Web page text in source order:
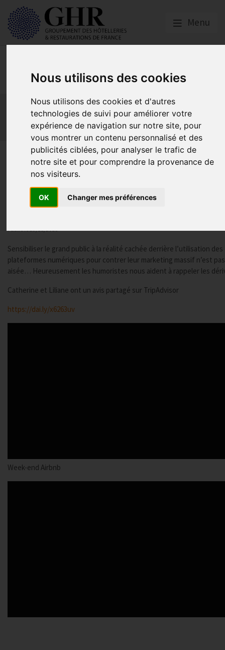
Nous utilisons des cookies
Nous utilisons des cookies et d'autres
technologies de suivi pour améliorer votre
expérience de navigation sur notre site, pour
vous montrer un contenu personnalisé et des
publicités ciblées, pour analyser le trafic de
notre site et pour comprendre la provenance de
nos visiteurs.
OK Changer mes préférences
Menu
Europe & Numérique
Actualités
Plateformes en ligne
Economie collaborative
Innovation et digitalisation
Mon Parc Num
Informatique Europe
« Catherine et Liliane » et les
plateformes numériques
Publié le23/11/2018
Sensibiliser le grand public à la réalité cachée derrière l’utilisation des
plateformes numériques pour contrer leur marketing massif n’est
aisée… Heureusement les humoristes nous aident à rappeler les
Catherine et Liliane ont un avis partagé sur TripAdvisor
https://dai.ly/x6263uv
Week-end Airbnb